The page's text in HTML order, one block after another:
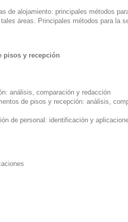
de alojamiento: principales métodos
áreas. Principales métodos para la
pisos y recepción
análisis, comparación y redacción
de pisos y recepción: análisis,
de personal: identificación y